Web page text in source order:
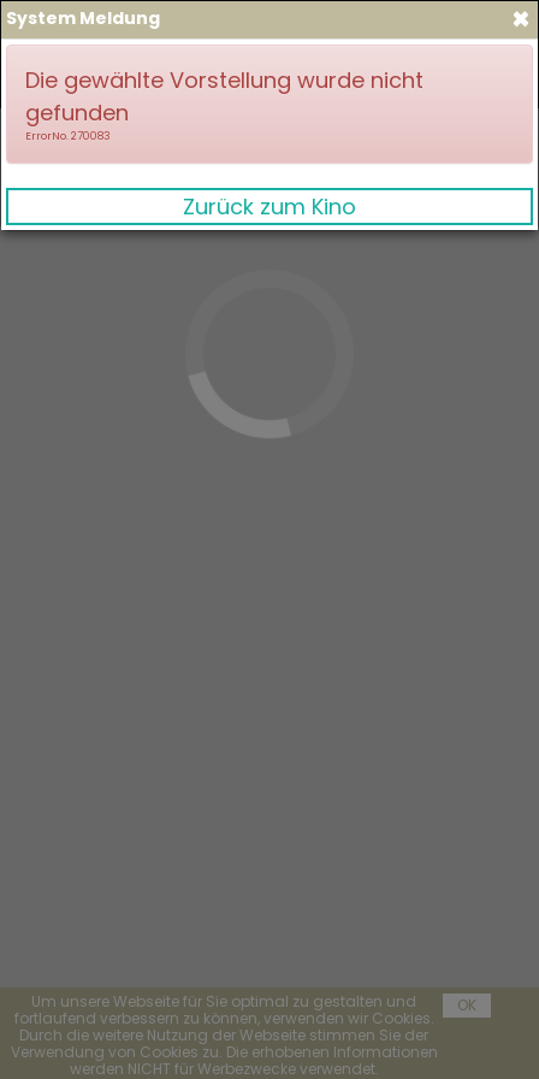
Um unsere Webseite für Sie optimal zu gestalten und
fortlaufend verbessern zu können, verwenden wir Cookies.
Durch die weitere Nutzung der Webseite stimmen Sie der
Verwendung von Cookies zu. Die erhobenen Informationen
werden NICHT für Werbezwecke verwendet.
OK
×
System Meldung
Die gewählte Vorstellung wurde nicht
gefunden
ErrorNo. 270083
Zurück zum Kino